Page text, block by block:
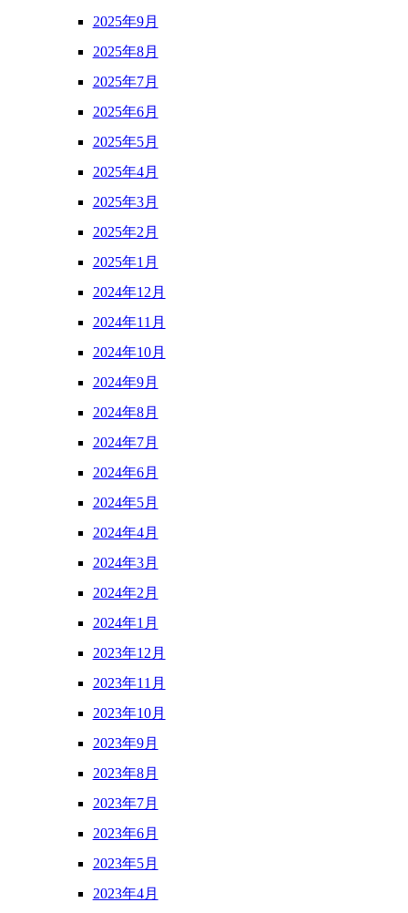
2025年9月
2025年8月
2025年7月
2025年6月
2025年5月
2025年4月
2025年3月
2025年2月
2025年1月
2024年12月
2024年11月
2024年10月
2024年9月
2024年8月
2024年7月
2024年6月
2024年5月
2024年4月
2024年3月
2024年2月
2024年1月
2023年12月
2023年11月
2023年10月
2023年9月
2023年8月
2023年7月
2023年6月
2023年5月
2023年4月